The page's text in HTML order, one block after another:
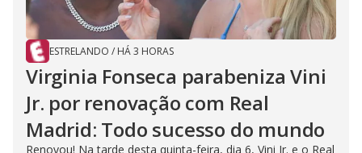
ESTRELANDO / HÁ 3 HORAS
Virginia Fonseca parabeniza Vini
Jr. por renovação com Real
Madrid: Todo sucesso do mundo
Renovou! Na tarde desta quinta-feira, dia 6, Vini Jr. e o Real